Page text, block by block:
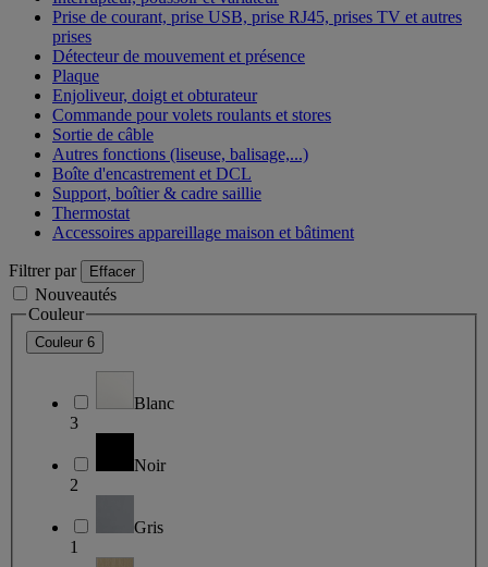
Prise de courant, prise USB, prise RJ45, prises TV et autres
prises
Détecteur de mouvement et présence
Plaque
Enjoliveur, doigt et obturateur
Commande pour volets roulants et stores
Sortie de câble
Autres fonctions (liseuse, balisage,...)
Boîte d'encastrement et DCL
Support, boîtier & cadre saillie
Thermostat
Accessoires appareillage maison et bâtiment
Filtrer par Effacer
Nouveautés
Couleur
Couleur 6
Blanc
3
Noir
2
Gris
1